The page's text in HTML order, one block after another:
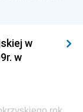
Dróg
w
w